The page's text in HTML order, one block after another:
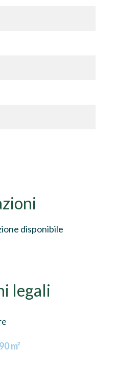
disponibile
legali
m²